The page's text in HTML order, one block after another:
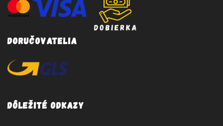
Doručovatelia
Dôležité odkazy